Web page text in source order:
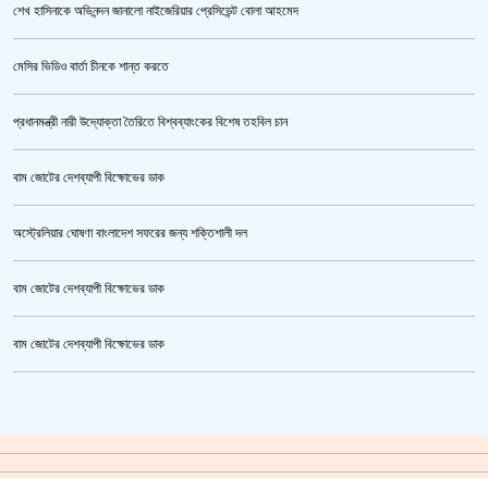
ভারতকে ভয় পেয়েই কি ফেলানী ও মোদিবিরোধী আন্দোলনের ছবি সরানো হয়েছে?’
শেখ হাসিনাকে অভিনন্দন জানালো নাইজেরিয়ার প্রেসিডেন্ট বোলা আহমেদ
মেসির ভিডিও বার্তা চীনকে শান্ত করতে
প্রধানমন্ত্রী নারী উদ্যোক্তা তৈরিতে বিশ্বব্যাংকের বিশেষ তহবিল চান
বাম জোটের দেশব্যাপী বিক্ষোভের ডাক
অস্ট্রেলিয়ার ঘোষণা বাংলাদেশ সফরের জন্য শক্তিশালী দল
বাম জোটের দেশব্যাপী বিক্ষোভের ডাক
বাম জোটের দেশব্যাপী বিক্ষোভের ডাক
গাজীপুর মহাসড়ক অবরোধ,সিটি করপোরেশনের গাড়ি চাপায় শ্রমিক নিহত